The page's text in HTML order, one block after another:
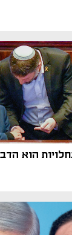
הוא